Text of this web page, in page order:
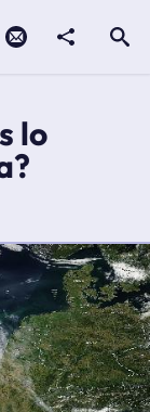
lo